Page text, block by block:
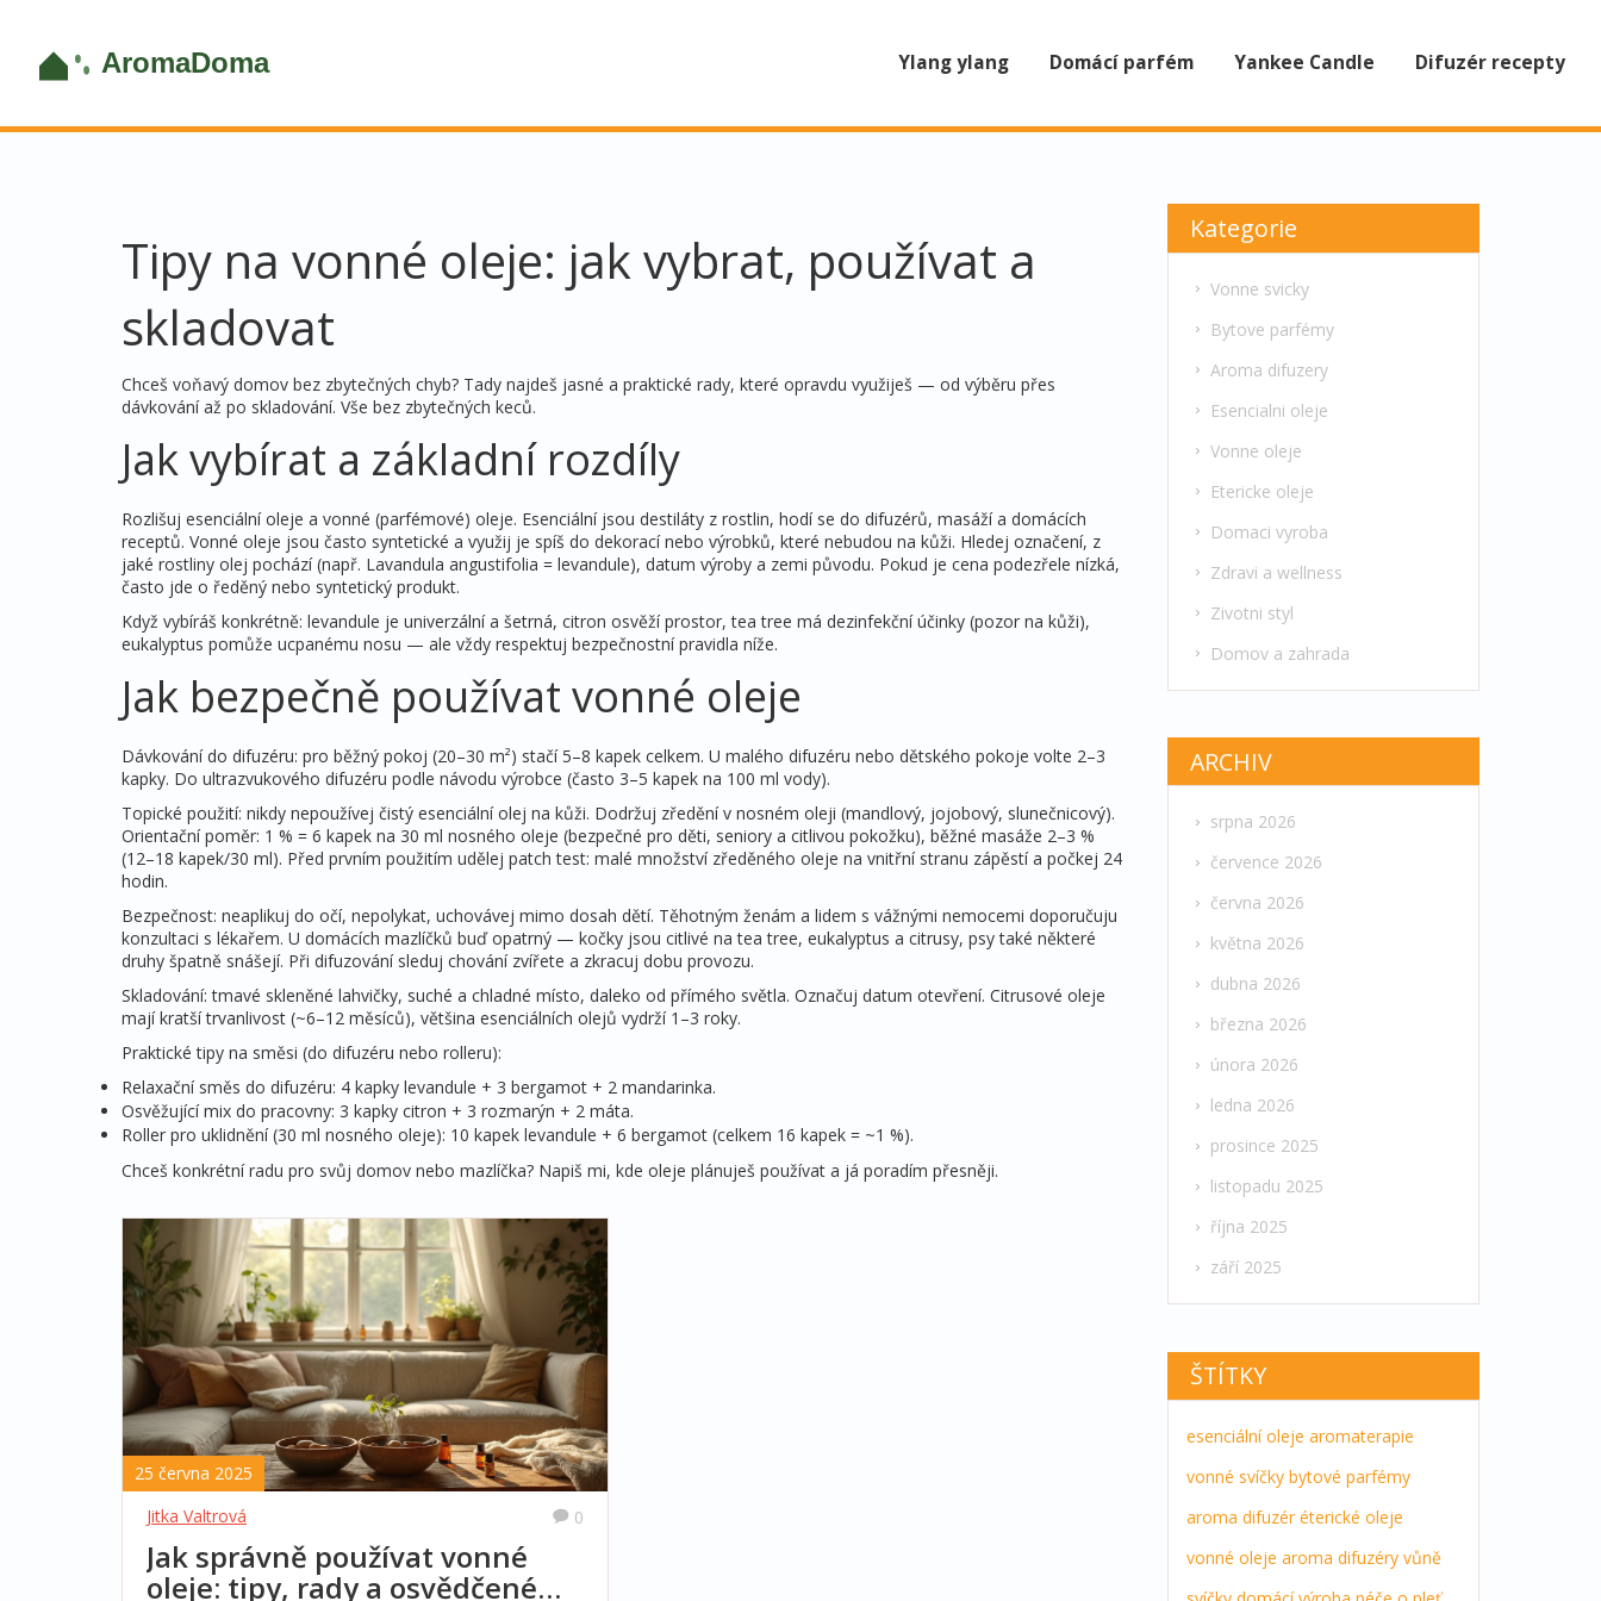
Ylang ylang Domácí parfém Yankee Candle Difuzér recepty
Tipy na vonné oleje: jak vybrat, používat a
skladovat
Chceš voňavý domov bez zbytečných chyb? Tady najdeš jasné a praktické rady, které opravdu využiješ — od výběru přes
dávkování až po skladování. Vše bez zbytečných keců.
Jak vybírat a základní rozdíly
Rozlišuj esenciální oleje a vonné (parfémové) oleje. Esenciální jsou destiláty z rostlin, hodí se do difuzérů, masáží a domácích
receptů. Vonné oleje jsou často syntetické a využij je spíš do dekorací nebo výrobků, které nebudou na kůži. Hledej označení, z
jaké rostliny olej pochází (např. Lavandula angustifolia = levandule), datum výroby a zemi původu. Pokud je cena podezřele nízká,
často jde o ředěný nebo syntetický produkt.
Když vybíráš konkrétně: levandule je univerzální a šetrná, citron osvěží prostor, tea tree má dezinfekční účinky (pozor na kůži),
eukalyptus pomůže ucpanému nosu — ale vždy respektuj bezpečnostní pravidla níže.
Jak bezpečně používat vonné oleje
Dávkování do difuzéru: pro běžný pokoj (20–30 m²) stačí 5–8 kapek celkem. U malého difuzéru nebo dětského pokoje volte 2–3
kapky. Do ultrazvukového difuzéru podle návodu výrobce (často 3–5 kapek na 100 ml vody).
Topické použití: nikdy nepoužívej čistý esenciální olej na kůži. Dodržuj zředění v nosném oleji (mandlový, jojobový, slunečnicový).
Orientační poměr: 1 % = 6 kapek na 30 ml nosného oleje (bezpečné pro děti, seniory a citlivou pokožku), běžné masáže 2–3 %
(12–18 kapek/30 ml). Před prvním použitím udělej patch test: malé množství zředěného oleje na vnitřní stranu zápěstí a počkej 24
hodin.
Bezpečnost: neaplikuj do očí, nepolykat, uchovávej mimo dosah dětí. Těhotným ženám a lidem s vážnými nemocemi doporučuju
konzultaci s lékařem. U domácích mazlíčků buď opatrný — kočky jsou citlivé na tea tree, eukalyptus a citrusy, psy také některé
druhy špatně snášejí. Při difuzování sleduj chování zvířete a zkracuj dobu provozu.
Skladování: tmavé skleněné lahvičky, suché a chladné místo, daleko od přímého světla. Označuj datum otevření. Citrusové oleje
mají kratší trvanlivost (~6–12 měsíců), většina esenciálních olejů vydrží 1–3 roky.
Praktické tipy na směsi (do difuzéru nebo rolleru):
Relaxační směs do difuzéru: 4 kapky levandule + 3 bergamot + 2 mandarinka.
Osvěžující mix do pracovny: 3 kapky citron + 3 rozmarýn + 2 máta.
Roller pro uklidnění (30 ml nosného oleje): 10 kapek levandule + 6 bergamot (celkem 16 kapek = ~1 %).
Chceš konkrétní radu pro svůj domov nebo mazlíčka? Napiš mi, kde oleje plánuješ používat a já poradím přesněji.
25 června 2025
Jitka Valtrová
0
Jak správně používat vonné
oleje: tipy, rady a osvědčené
Kategorie
Vonne svicky
Bytove parfémy
Aroma difuzery
Esencialni oleje
Vonne oleje
Etericke oleje
Domaci vyroba
Zdravi a wellness
Zivotni styl
Domov a zahrada
ARCHIV
srpna 2026
července 2026
června 2026
května 2026
dubna 2026
března 2026
února 2026
ledna 2026
prosince 2025
listopadu 2025
října 2025
září 2025
ŠTÍTKY
esenciální oleje aromaterapie
vonné svíčky bytové parfémy
aroma difuzér éterické oleje
vonné oleje aroma difuzéry vůně